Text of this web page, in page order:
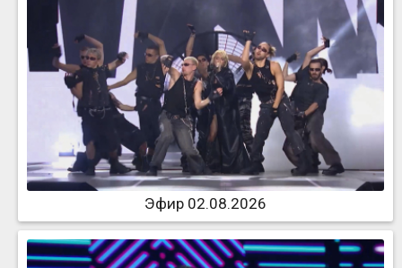
Эфир 02.08.2026